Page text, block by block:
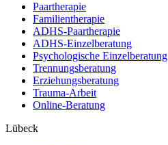
Paartherapie
Familientherapie
ADHS-Paartherapie
ADHS-Einzelberatung
Psychologische Einzelberatung
Trennungsberatung
Erziehungsberatung
Trauma-Arbeit
Online-Beratung
Lübeck